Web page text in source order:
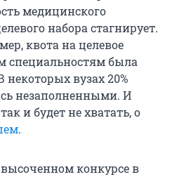
медицинского
набора стагнирует.
квота на целевое
специальностям была
вузах 20%
незаполненными. И
и будет не хватать, о
.
конкурсе в